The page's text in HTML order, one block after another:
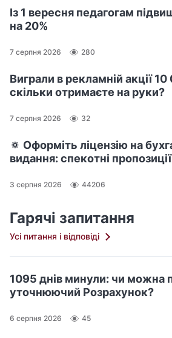
Із 1 вересня педагогам
на 20%
7 серпня 2026 280
Виграли в рекламній акції
скільки отримаєте на руки?
7 серпня 2026 32
🔅 Оформіть ліцензію на
видання: спекотні пропозиції
3 серпня 2026 44206
Гарячі запитання
Усі питання і відповіді
1095 днів минули: чи можна
уточнюючий Розрахунок?
6 серпня 2026 45